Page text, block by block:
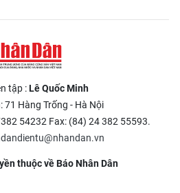
tập :Lê Quốc Minh
71 Hàng Trống - Hà Nội
54232 Fax: (84) 24 382 55593.
thuộc về Báo Nhân Dân